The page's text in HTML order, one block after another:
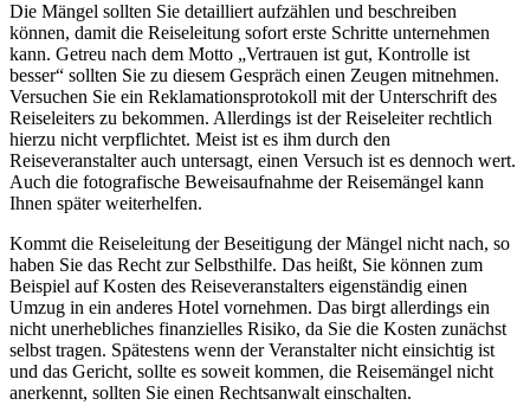
Die Mängel sollten Sie detailliert aufzählen und beschreiben
können, damit die Reiseleitung sofort erste Schritte unternehmen
kann. Getreu nach dem Motto „Vertrauen ist gut, Kontrolle ist
besser“ sollten Sie zu diesem Gespräch einen Zeugen mitnehmen.
Versuchen Sie ein Reklamationsprotokoll mit der Unterschrift des
Reiseleiters zu bekommen. Allerdings ist der Reiseleiter rechtlich
hierzu nicht verpflichtet. Meist ist es ihm durch den
Reiseveranstalter auch untersagt, einen Versuch ist es dennoch wert.
Auch die fotografische Beweisaufnahme der Reisemängel kann
Ihnen später weiterhelfen.
Kommt die Reiseleitung der Beseitigung der Mängel nicht nach, so
haben Sie das Recht zur Selbsthilfe. Das heißt, Sie können zum
Beispiel auf Kosten des Reiseveranstalters eigenständig einen
Umzug in ein anderes Hotel vornehmen. Das birgt allerdings ein
nicht unerhebliches finanzielles Risiko, da Sie die Kosten zunächst
selbst tragen. Spätestens wenn der Veranstalter nicht einsichtig ist
und das Gericht, sollte es soweit kommen, die Reisemängel nicht
anerkennt, sollten Sie einen Rechtsanwalt einschalten.